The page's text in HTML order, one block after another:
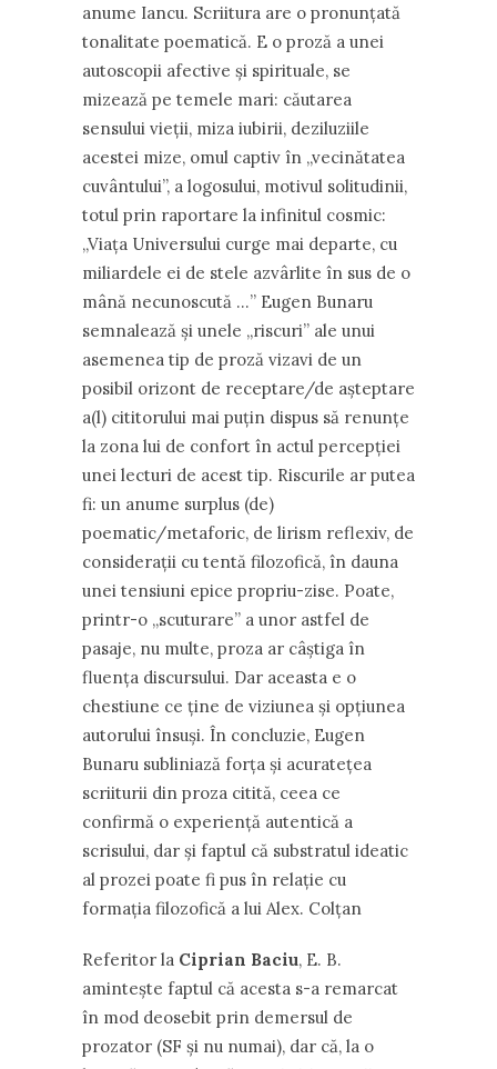
anume Iancu. Scriitura are o pronunțată
tonalitate poematică. E o proză a unei
autoscopii afective și spirituale, se
mizează pe temele mari: căutarea
sensului vieții, miza iubirii, deziluziile
acestei mize, omul captiv în ,,vecinătatea
cuvântului”, a logosului, motivul solitudinii,
totul prin raportare la infinitul cosmic:
,,Viața Universului curge mai departe, cu
miliardele ei de stele azvârlite în sus de o
mână necunoscută …” Eugen Bunaru
semnalează și unele ,,riscuri” ale unui
asemenea tip de proză vizavi de un
posibil orizont de receptare/de așteptare
a(l) cititorului mai puțin dispus să renunțe
la zona lui de confort în actul percepției
unei lecturi de acest tip. Riscurile ar putea
fi: un anume surplus (de)
poematic/metaforic, de lirism reflexiv, de
considerații cu tentă filozofică, în dauna
unei tensiuni epice propriu-zise. Poate,
printr-o ,,scuturare” a unor astfel de
pasaje, nu multe, proza ar câștiga în
fluența discursului. Dar aceasta e o
chestiune ce ține de viziunea și opțiunea
autorului însuși. În concluzie, Eugen
Bunaru subliniază forța și acuratețea
scriiturii din proza citită, ceea ce
confirmă o experiență autentică a
scrisului, dar și faptul că substratul ideatic
al prozei poate fi pus în relație cu
formația filozofică a lui Alex. Colțan
Referitor la Ciprian Baciu, E. B.
amintește faptul că acesta s-a remarcat
în mod deosebit prin demersul de
prozator (SF și nu numai), dar că, la o